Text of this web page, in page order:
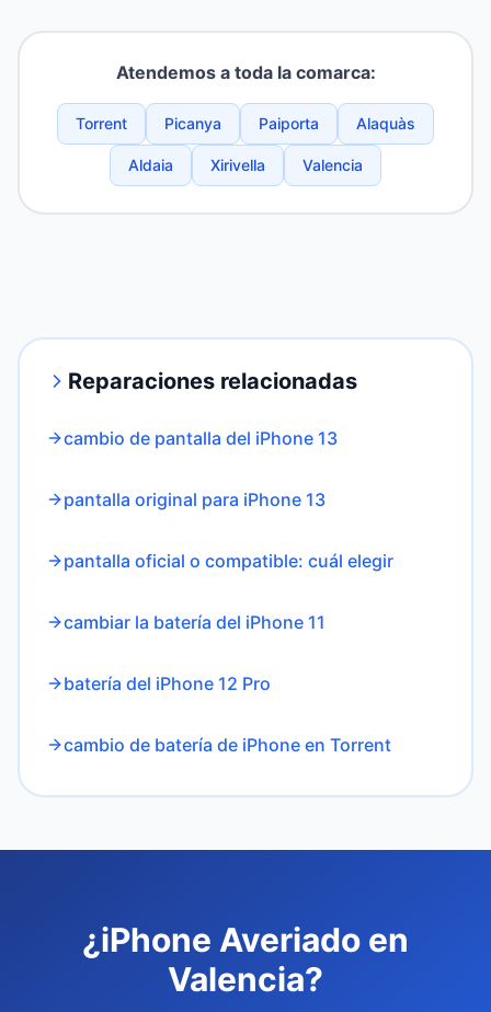
Atendemos a toda la comarca:
Torrent Picanya Paiporta Alaquàs
Aldaia Xirivella Valencia
Reparaciones relacionadas
cambio de pantalla del iPhone 13
pantalla original para iPhone 13
pantalla oficial o compatible: cuál elegir
cambiar la batería del iPhone 11
batería del iPhone 12 Pro
cambio de batería de iPhone en Torrent
¿iPhone Averiado en
Valencia?